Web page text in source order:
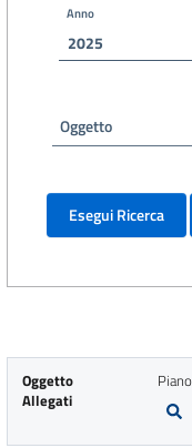
Anno
2025
Oggetto
Oggetto
Allegati